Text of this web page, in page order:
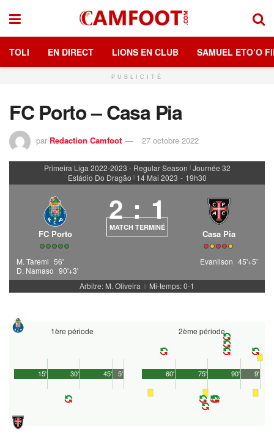
TOLI EN DIRECT LIONS EN CLUB SAMUEL ETO’O
PUBLICITÉ
FC Porto – Casa Pia
par Redaction Camfoot 27 octobre 2022
Primeira Liga 2022-2023 - Regular Season | Journée 32
Estádio Do Dragão | 14 Mai 2023 - 19h30
FC Porto
2 : 1
MATCH TERMINÉ
Casa Pia
M. Taremi 56'
D. Namaso 90'+3'
Evanilson 45'+5'
Arbitre: M. Oliveira | Mi-temps: 0-1
1ère période
45'
15' 30' 5'
2ème période
90'
60' 75' 9'